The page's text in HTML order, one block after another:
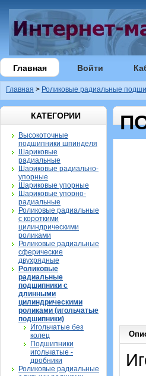
Главная Войти
Главная > Роликовые радиальные
КАТЕГОРИИ
Высокоточные
подшипники шпинделя
Шариковые
радиальные
Шариковые радиально-
упорные
Шариковые упорные
Шариковые упорно-
радиальные
Роликовые радиальные
с короткими
цилиндрическими
роликами
Роликовые радиальные
сферические
двухрядные
Роликовые
радиальные
подшипники с
длинными
цилиндрическими
роликами (игольчатые
подшипники)
Игольчатые без
колец
Подшипники
игольчатые -
дробники
Роликовые радиальные